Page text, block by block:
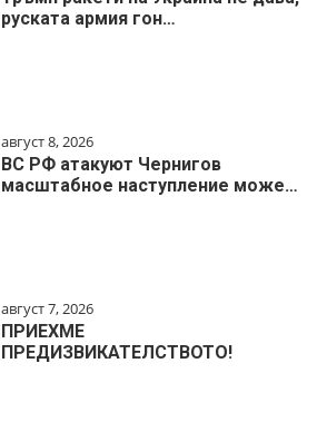
руската армия гон…
август 8, 2026
ВС РФ атакуют Чернигов
масштабное наступление може…
август 7, 2026
ПРИЕХМЕ
ПРЕДИЗВИКАТЕЛСТВОТО!